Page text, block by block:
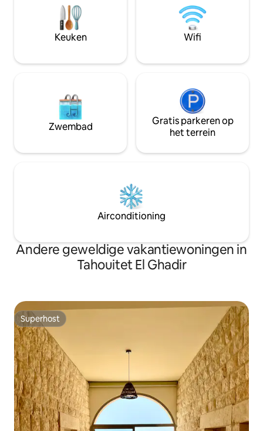
Gemakkelijke toegang tot de snelweg. 5
minuten rijden naar Badaro. 8 minuten
naar de kuststadion waar je een
wandeling langs de zee kunt maken.
de stad. • Toplocatie • Ruime indeling •
designmeubilair • Hoogwaardige
afwerkingen • Grote eigen patio •
Natuurlijk licht
Keuken Wifi
Zwembad
Gratis parkeren op
het terrein
Airconditioning
Andere geweldige vakantiewoningen in
Tahouitet El Ghadir
Superhost
Superhost